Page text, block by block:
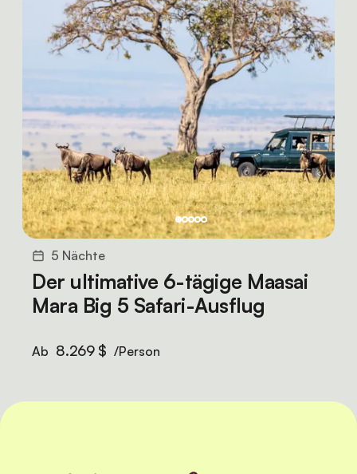
5 Nächte
Der ultimative 6-tägige Maasai
Mara Big 5 Safari-Ausflug
Ab 8.269 $ /Person